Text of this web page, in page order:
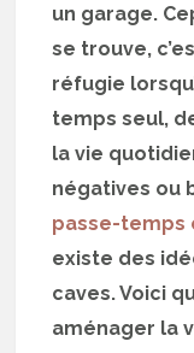
un garage.
se trouve,
réfugie
temps seul,
la vie
négatives ou
passe-temps
existe des
caves. Voici
aménager la